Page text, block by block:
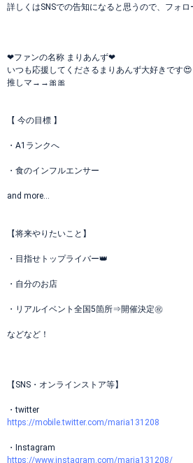
詳しくはSNSでの告知になると思うので、フォロ
❤ファンの名称 まりあんず❤
いつも応援してくださるまりあんず大好きです😍
推しマ→→🎀🎀
【 今の目標 】
・A1ランクへ
・食のインフルエンサー
and more…
【将来やりたいこと】
・目指せトップライバー👑
・自分のお店
・リアルイベント全国5箇所⇒開催決定㊗️
などなど！
【SNS・オンラインストア等】
・twitter
https://mobile.twitter.com/maria131208
・Instagram
https://www.instagram.com/maria131208/